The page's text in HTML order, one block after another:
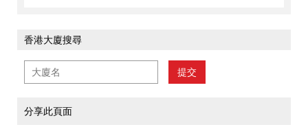
香港大廈搜尋
提交
分享此頁面